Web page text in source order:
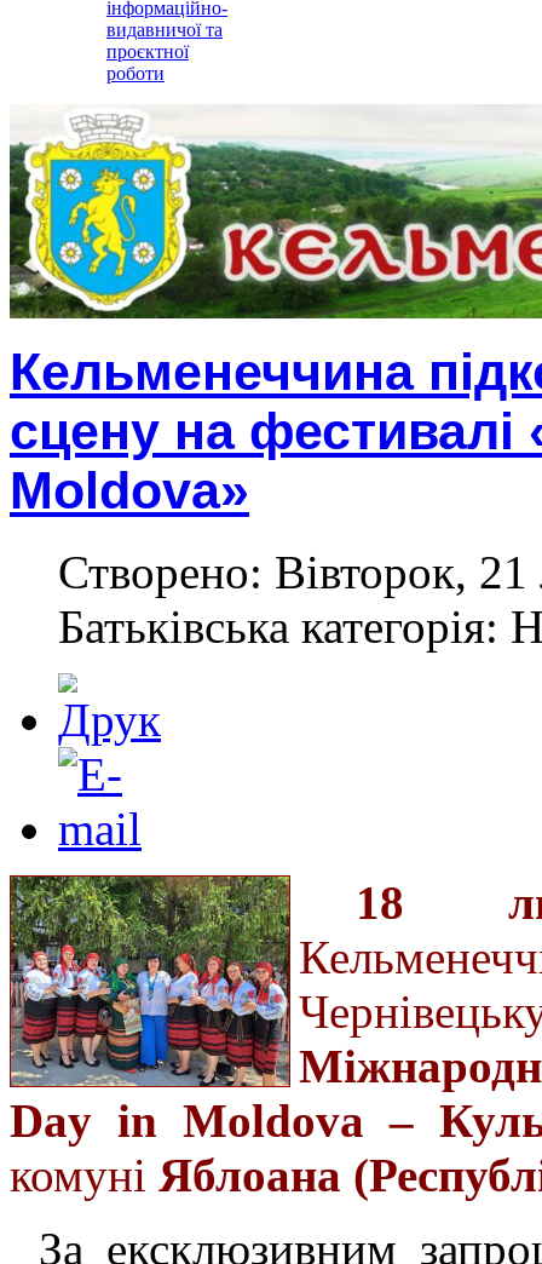
інформаційно-
видавничої та
проєктної
роботи
Кельменеччина
сцену на
Moldova»
Створено: Вівторок,
Батьківська категорія:
18
Day in Moldova –
комуні Яблоана
За ексклюзивним